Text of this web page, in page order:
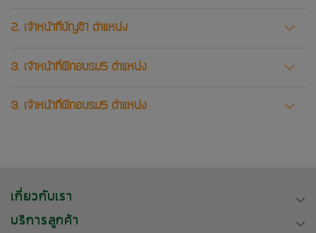
2. เจ้าหน้าที่บัญชี1 ตำแหน่ง
3. เจ้าหน้าที่ฝึกอบรม5 ตำแหน่ง
3. เจ้าหน้าที่ฝึกอบรม5 ตำแหน่ง
เกี่ยวกับเรา
บริการลูกค้า